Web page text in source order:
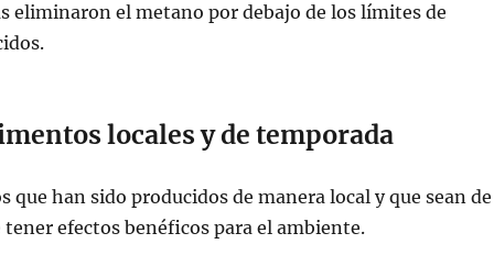
eliminaron el metano por debajo de los límites de
locales y de temporada
que han sido producidos de manera local y que sean de
efectos benéficos para el ambiente.